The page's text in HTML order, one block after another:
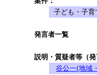
子ども・子
発言者一覧
説明・質疑者等（発
谷公一(地域